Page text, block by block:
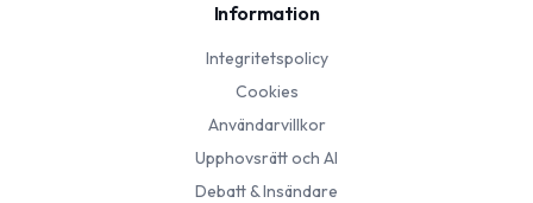
Information
Integritetspolicy
Cookies
Användarvillkor
Upphovsrätt och AI
Debatt & Insändare